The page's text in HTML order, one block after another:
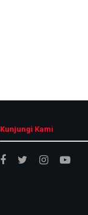
Kunjungi Kami